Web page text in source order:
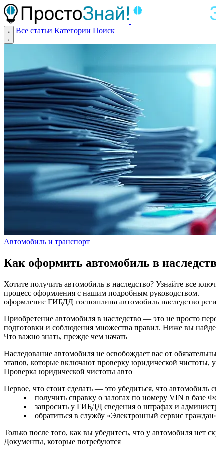
Все статьи Категории Поиск
Автомобиль и транспорт
Как оформить автомобиль в
Хотите получить автомобиль в наследство? Узнайте все
процесс оформления с нашим подробным руководством.
оформление ГИБДД госпошлина автомобиль наследство
Приобретение автомобиля в наследство — это не просто
подготовки и соблюдения множества правил. Ниже вы
Что важно знать, прежде чем начать
Наследование автомобиля не освобождает вас от
этапов, которые включают проверку юридической
Проверка юридической чистоты авто
Первое, что стоит сделать — это убедиться, что
получить справку о залогах по номеру VIN в базе
запросить у ГИБДД сведения о штрафах и
обратиться в службу «Электронный сервис
Только после того, как вы убедитесь, что у автомобиля
Документы, которые потребуются